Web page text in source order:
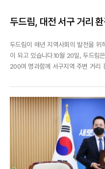
두드림, 대전 서구 거리
두드림이 매년 지역사회의 발전을 위
이 되고 있습니다.10월 20일, 두드림
200여 명과함께 서구지역 주변 거리
며서구 지역 주변 거리는 깨끗하고
도 불구하고, 이른 아침부터 밝은 모습